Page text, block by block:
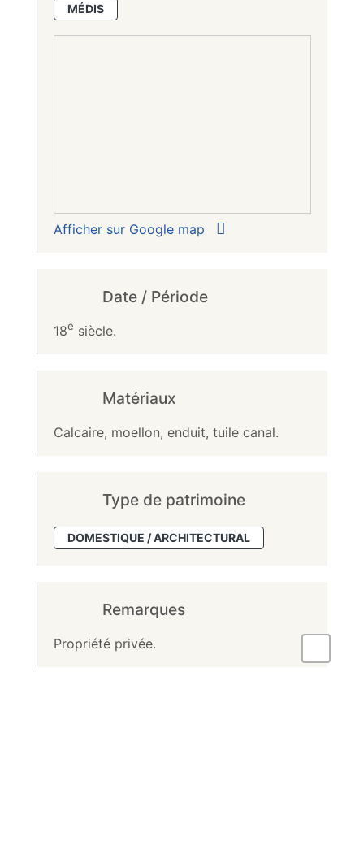
MÉDIS
Afficher sur Google map
Date / Période
18e siècle.
Matériaux
Calcaire, moellon, enduit, tuile canal.
Type de patrimoine
DOMESTIQUE / ARCHITECTURAL
Remarques
Propriété privée.